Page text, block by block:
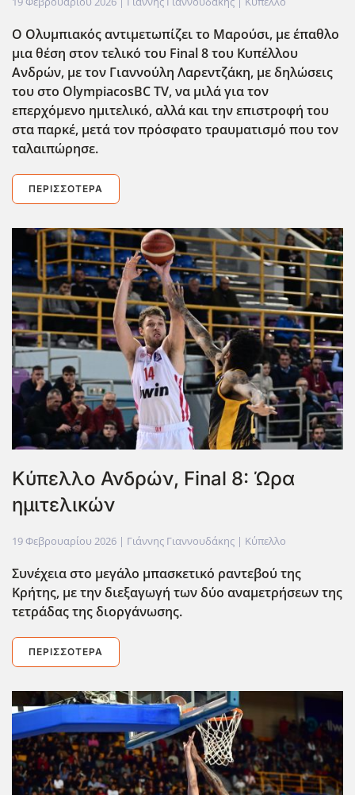
Ο Ολυμπιακός αντιμετωπίζει το Μαρούσι, με έπαθλο
μια θέση στον τελικό του Final8 του Κυπέλλου
Ανδρών, με τον Γιαννούλη Λαρεντζάκη, με δηλώσεις
του στο OlympiacosBCTV, να μιλά για τον
επερχόμενο ημιτελικό, αλλά και την επιστροφή του
στα παρκέ, μετά τον πρόσφατο τραυματισμό που τον
ταλαιπώρησε.
ΠΕΡΙΣΣΌΤΕΡΑ
Κύπελλο Ανδρών, Final 8: Ώρα
ημιτελικών
19 Φεβρουαρίου 2026 | Γιάννης Γιαννουδάκης | Κύπελλο
Συνέχεια στο μεγάλο μπασκετικό ραντεβού της
Κρήτης, με την διεξαγωγή των δύο αναμετρήσεων της
τετράδας της διοργάνωσης.
ΠΕΡΙΣΣΌΤΕΡΑ